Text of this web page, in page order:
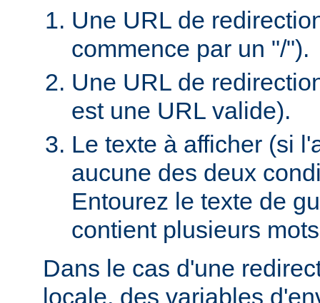
Une URL de
commence par un "/").
Une URL de
est une URL valide).
Le texte à afficher (si
aucune des deux
Entourez le texte de
contient plusieurs
Dans le cas d'une
locale, des variables